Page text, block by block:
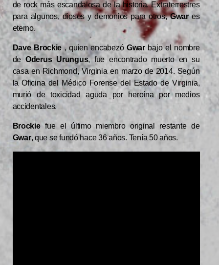
de rock más escandalosa de la historia. Extraterrestres
para algunos, dioses y demonios para otros,Gwares
eterno.
Dave Brockie , quien encabezó Gwarbajo el nombre
de Oderus Urungus, fue encontrado muerto en su
casa en Richmond, Virginia en marzo de 2014. Según
la Oficina del Médico Forense del Estado de Virginia,
murió de toxicidad aguda por heroína por medios
accidentales.
Brockiefue el último miembro original restante de
Gwar, que se fundó hace 36 años. Tenía 50 años.